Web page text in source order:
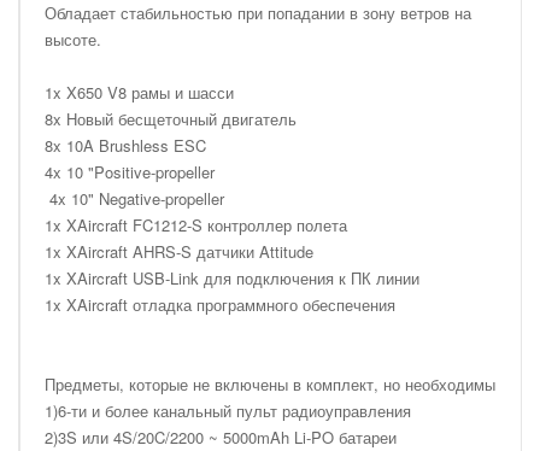
Обладает стабильностью при попадании в зону ветров на
высоте.
1x X650 V8 рамы и шасси
8x Новый бесщеточный двигатель
8x 10A Brushless ESC
4x 10 "Positive-propeller
4x 10" Negative-propeller
1x XAircraft FC1212-S контроллер полета
1x XAircraft AHRS-S датчики Attitude
1x XAircraft USB-Link для подключения к ПК линии
1x XAircraft отладка программного обеспечения
Предметы, которые не включены в комплект, но необходимы
1)6-ти и более канальный пульт радиоуправления
2)3S или 4S/20C/2200 ~ 5000mAh Li-PO батареи